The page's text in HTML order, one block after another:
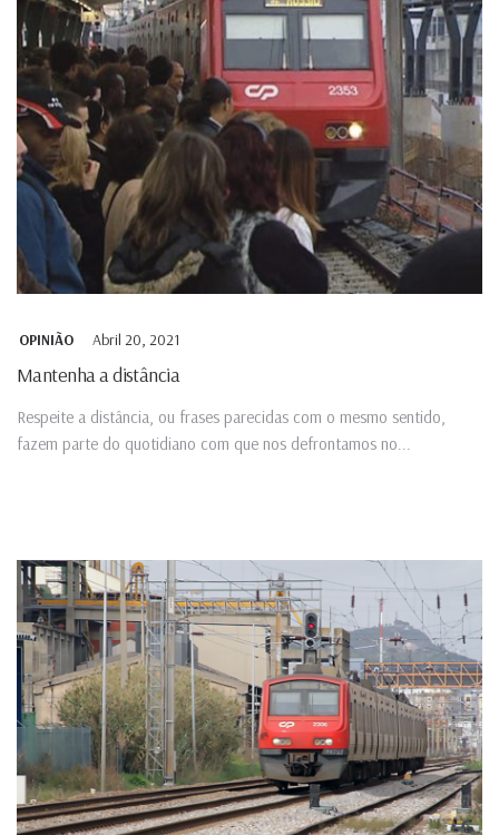
OPINIÃO Abril 20, 2021
Mantenha a distância
Respeite a distância, ou frases parecidas com o mesmo sentido,
fazem parte do quotidiano com que nos defrontamos no...